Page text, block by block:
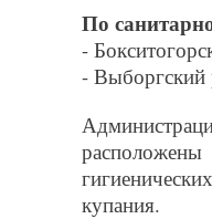
По
-
-
купания.